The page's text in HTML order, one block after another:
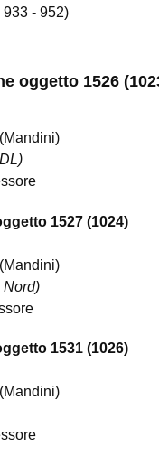
933 - 952)
oggetto 1526
(Mandini)
1527 (1024)
Mandini)
Nord)
1531 (1026)
Mandini)